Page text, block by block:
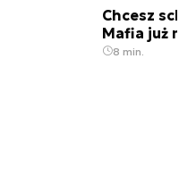
Chcesz
Mafia już
8 min.